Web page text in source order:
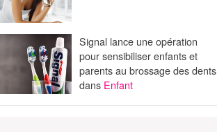
Signal lance une opération
pour sensibiliser enfants et
parents au brossage des dents
dans Enfant